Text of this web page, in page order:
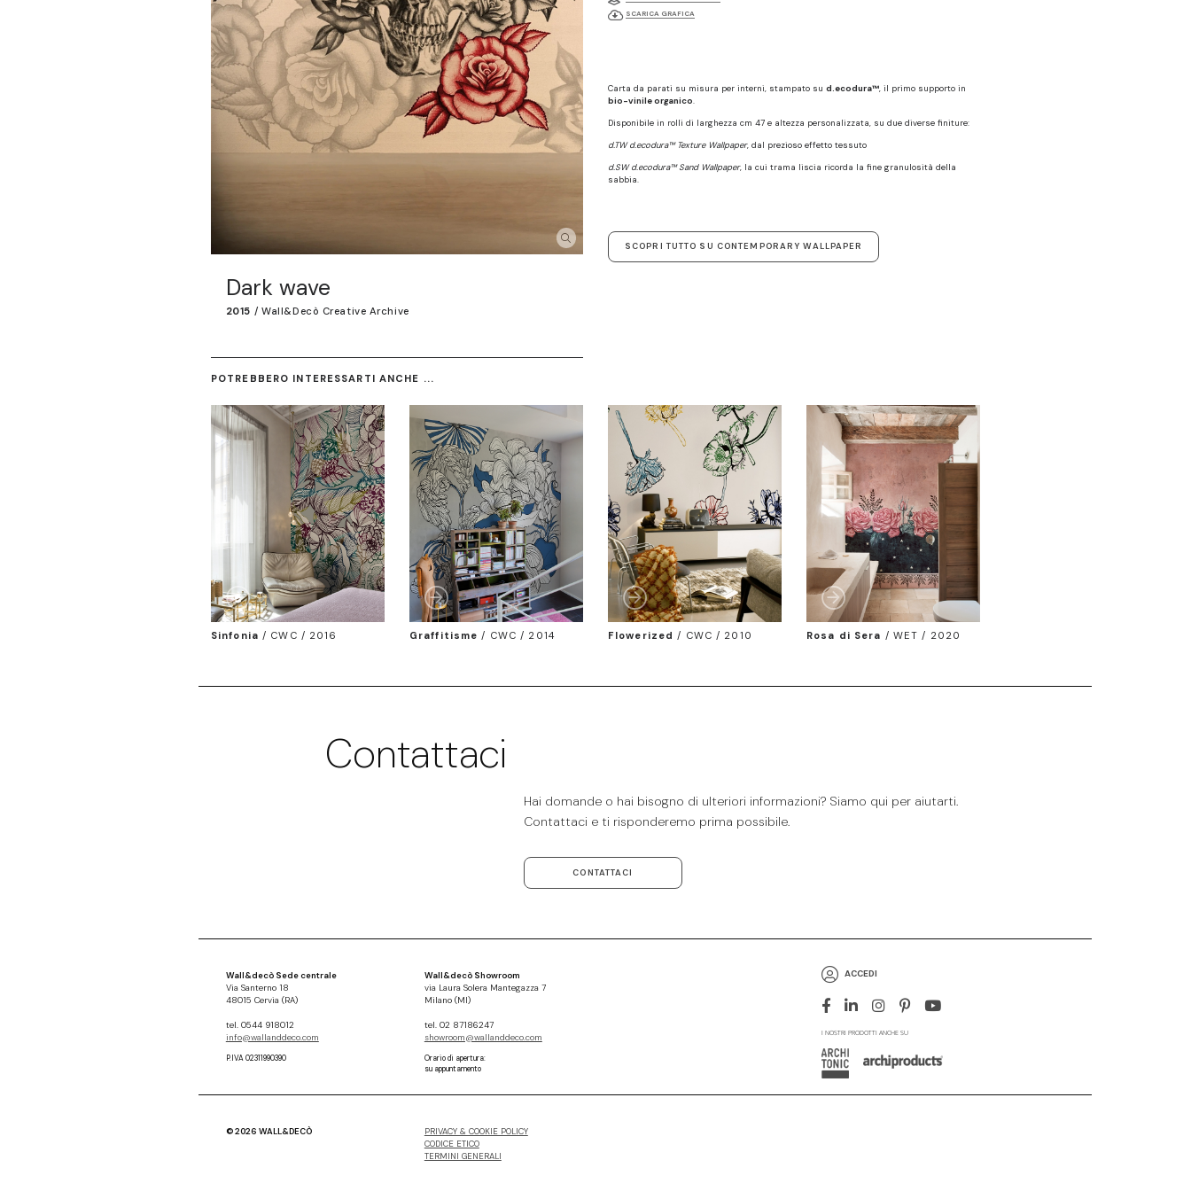
Dark wave
2015 / Wall&decò Creative Archive
SCARICA GRAFICA
Carta da parati su misura per interni, stampato su d.ecodura™, il primo supporto in
bio-vinile organico.
Disponibile in rolli di larghezza cm 47 e altezza personalizzata, su due diverse finiture:
d.TW d.ecodura™ Texture Wallpaper, dal prezioso effetto tessuto
d.SW d.ecodura™ Sand Wallpaper, la cui trama liscia ricorda la fine granulosità della
sabbia.
SCOPRI TUTTO SU CONTEMPORARY WALLPAPER
POTREBBERO INTERESSARTI ANCHE ...
Sinfonia / CWC / 2016 Graffitisme / CWC / 2014 Flowerized / CWC / 2010 Rosa di Sera / WET / 2020
Contattaci
Hai domande o hai bisogno di ulteriori informazioni? Siamo qui per aiutarti.
Contattaci e ti risponderemo prima possibile.
CONTATTACI
Wall&decò Sede centrale
Via Santerno 18
48015 Cervia (RA)
tel. 0544 918012
info@wallanddeco.com
P.IVA 02311990390
Wall&decò Showroom
via Laura Solera Mantegazza 7
Milano (MI)
tel. 02 87186247
showroom@wallanddeco.com
Orario di apertura:
su appuntamento
ACCEDI
I NOSTRI PRODOTTI ANCHE SU
© 2026 WALL&DECÒ
PRIVACY & COOKIE POLICY
CODICE ETICO
TERMINI GENERALI